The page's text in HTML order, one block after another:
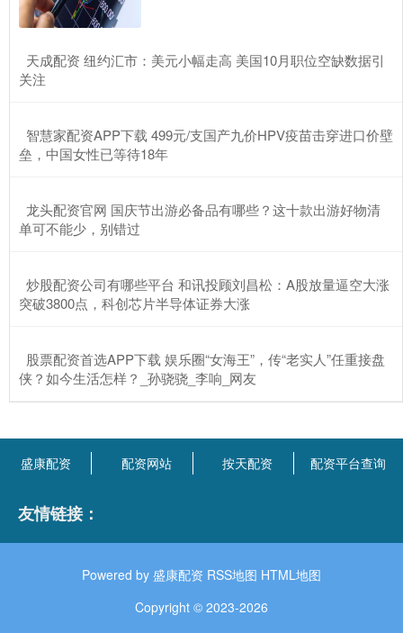
​天成配资 纽约汇市：美元小幅走高 美国10月职位空缺数据引
关注
​智慧家配资APP下载 499元/支国产九价HPV疫苗击穿进口价壁
垒，中国女性已等待18年
​龙头配资官网 国庆节出游必备品有哪些？这十款出游好物清
单可不能少，别错过
​炒股配资公司有哪些平台 和讯投顾刘昌松：A股放量逼空大涨
突破3800点，科创芯片半导体证券大涨
​股票配资首选APP下载 娱乐圈“女海王”，传“老实人”任重接盘
侠？如今生活怎样？_孙骁骁_李响_网友
盛康配资 配资网站 按天配资 配资平台查询
友情链接：
Powered by 盛康配资 RSS地图 HTML地图
Copyright © 2023-2026